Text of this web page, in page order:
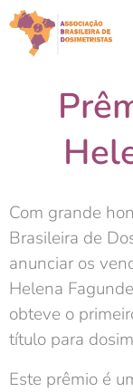
Com grande
Brasileira de
anunciar os
Helena
obteve o
título para
Este prêmio é